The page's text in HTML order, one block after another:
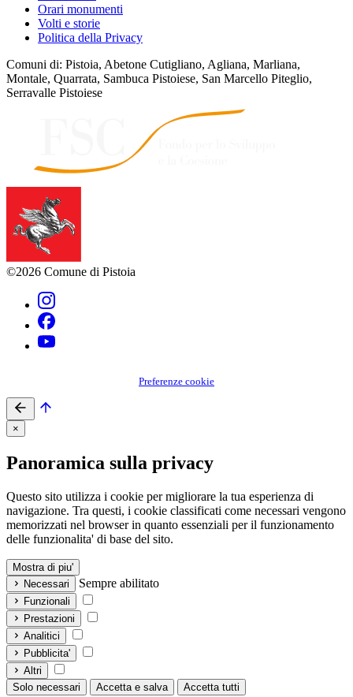
Orari monumenti
Volti e storie
Politica della Privacy
Comuni di: Pistoia, Abetone Cutigliano, Agliana, Marliana,
Montale, Quarrata, Sambuca Pistoiese, San Marcello Piteglio,
Serravalle Pistoiese
©2026 Comune di Pistoia
Preferenze cookie
×
Panoramica sulla privacy
Questo sito utilizza i cookie per migliorare la tua esperienza di
navigazione. Tra questi, i cookie classificati come necessari vengono
memorizzati nel browser in quanto essenziali per il funzionamento
delle funzionalita' di base del sito.
Mostra di piu'
Necessari
Sempre abilitato
Funzionali
Prestazioni
Analitici
Pubblicita'
Altri
Solo necessari
Accetta e salva Accetta tutti